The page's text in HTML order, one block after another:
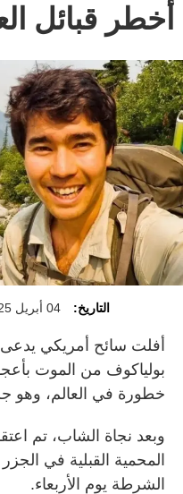
أخطر قبائل
التاريخ: 04 أبريل 2025
أفلت سائح أمريكي يدعى
بولياكوف من الموت
خطورة في العالم، وهو
وبعد نجاة الشاب، تم
المحمية القبلية في
الشرطة يوم الأربعاء.